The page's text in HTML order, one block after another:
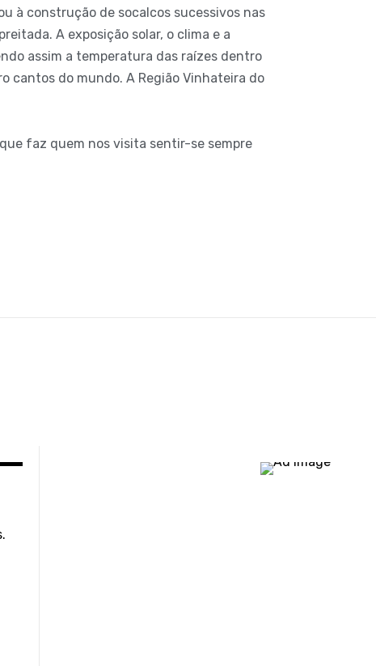
à construção de socalcos sucessivos nas
A exposição solar, o clima e a
assim a temperatura das raízes dentro
cantos do mundo. A Região Vinhateira do
faz quem nos visita sentir-se sempre